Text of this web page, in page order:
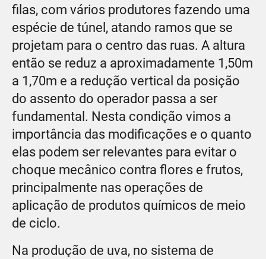
filas, com vários produtores fazendo uma
espécie de túnel, atando ramos que se
projetam para o centro das ruas. A altura
então se reduz a aproximadamente 1,50m
a 1,70m e a redução vertical da posição
do assento do operador passa a ser
fundamental. Nesta condição vimos a
importância das modificações e o quanto
elas podem ser relevantes para evitar o
choque mecânico contra flores e frutos,
principalmente nas operações de
aplicação de produtos químicos de meio
de ciclo.
Na produção de uva, no sistema de